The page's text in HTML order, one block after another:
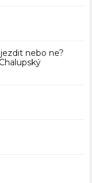
nebo ne?